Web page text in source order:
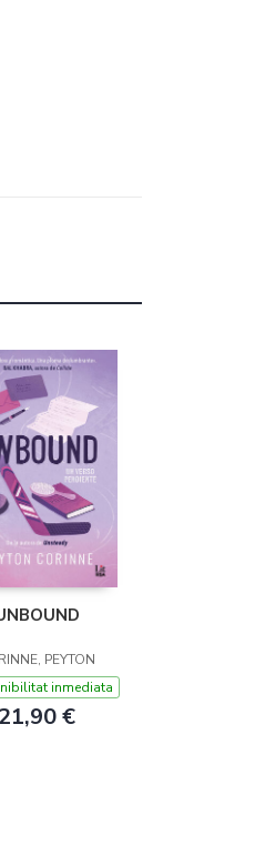
PEYTON
inmediata
21,90 €